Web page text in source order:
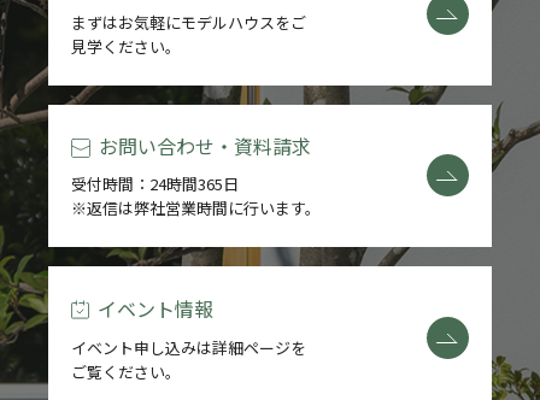
まずはお気軽にモデルハウスをご
見学ください。
お問い合わせ・資料請求
受付時間：24時間365日
※返信は弊社営業時間に行います。
イベント情報
イベント申し込みは詳細ページを
ご覧ください。